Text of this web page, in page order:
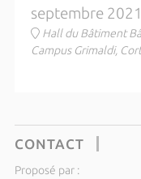
septembre 2021
Hall du Bâtiment
Campus Grimaldi,
CONTACT
Proposé par :